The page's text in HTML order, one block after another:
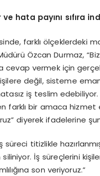
ve hata payını sıfıra
farklı ölçeklerdeki
Özcan Durmaz,
vermek için
kişilere değil, sisteme
iş teslim
bir amaca hizmet
diyerek ifadelerine
titizlikle
İş süreçlerini
son veriyoruz.”